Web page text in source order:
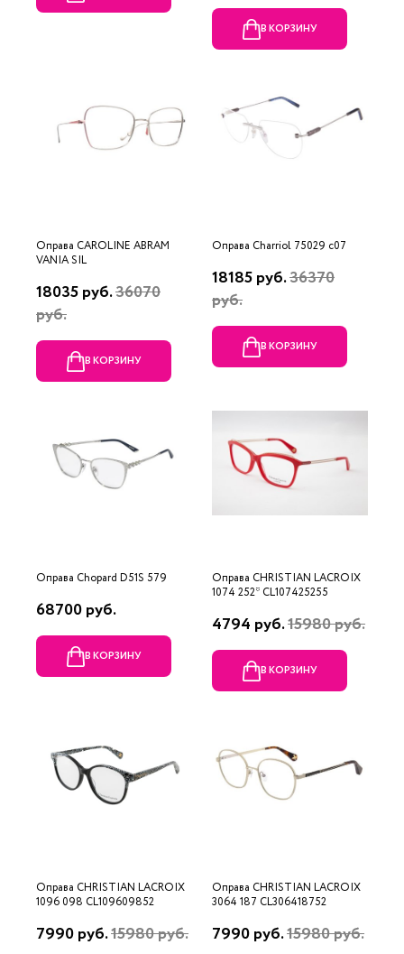
В КОРЗИНУ
Оправа CAROLINE ABRAM
VANIA SIL
18035 руб.36070
руб.
В КОРЗИНУ
Оправа Charriol 75029 c07
18185 руб.36370
руб.
В КОРЗИНУ
Оправа Chopard D51S 579
68700 руб.
В КОРЗИНУ
Оправа CHRISTIAN LACROIX
1074 252* CL107425255
4794 руб.15980 руб.
В КОРЗИНУ
Оправа CHRISTIAN LACROIX
1096 098 CL109609852
7990 руб.15980 руб.
Оправа CHRISTIAN LACROIX
3064 187 CL306418752
7990 руб.15980 руб.